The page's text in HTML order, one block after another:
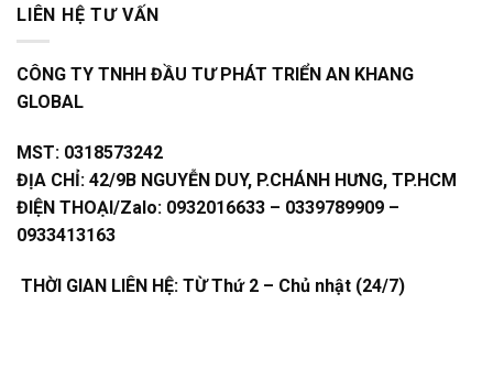
LIÊN HỆ TƯ VẤN
CÔNG TY TNHH ĐẦU TƯ PHÁT TRIỂN AN KHANG
GLOBAL
MST: 0318573242
ĐỊA CHỈ: 42/9B NGUYỄN DUY, P.CHÁNH HƯNG, TP.HCM
ĐIỆN THOẠI/Zalo: 0932016633 – 0339789909 –
0933413163
THỜI GIAN LIÊN HỆ: TỪ Thứ 2 – Chủ nhật (24/7)